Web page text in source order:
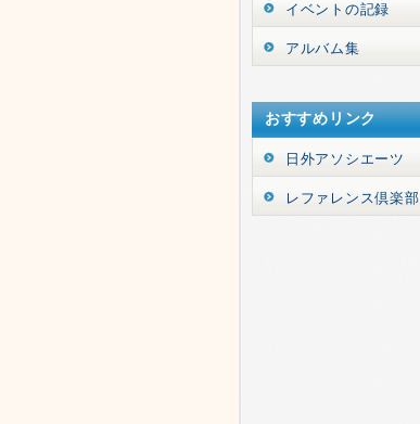
イベントの記録
アルバム集
おすすめリンク
日外アソシエーツ
レファレンス倶楽部